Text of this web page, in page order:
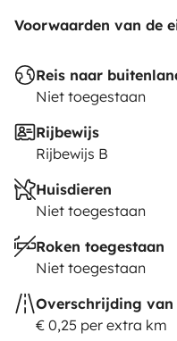
Voorwaarden van de
Reis naar
Niet toegestaan
Rijbewijs
Rijbewijs B
Huisdieren
Niet toegestaan
Roken toegestaan
Niet toegestaan
Overschrijding
€ 0,25 per extra km